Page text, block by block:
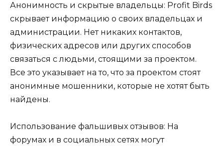
Анонимность и скрытые владельцы: Profit Birds
скрывает информацию о своих владельцах и
администрации. Нет никаких контактов,
физических адресов или других способов
связаться с людьми, стоящими за проектом.
Все это указывает на то, что за проектом стоят
анонимные мошенники, которые не хотят быть
найдены.
Использование фальшивых отзывов: На
форумах и в социальных сетях могут